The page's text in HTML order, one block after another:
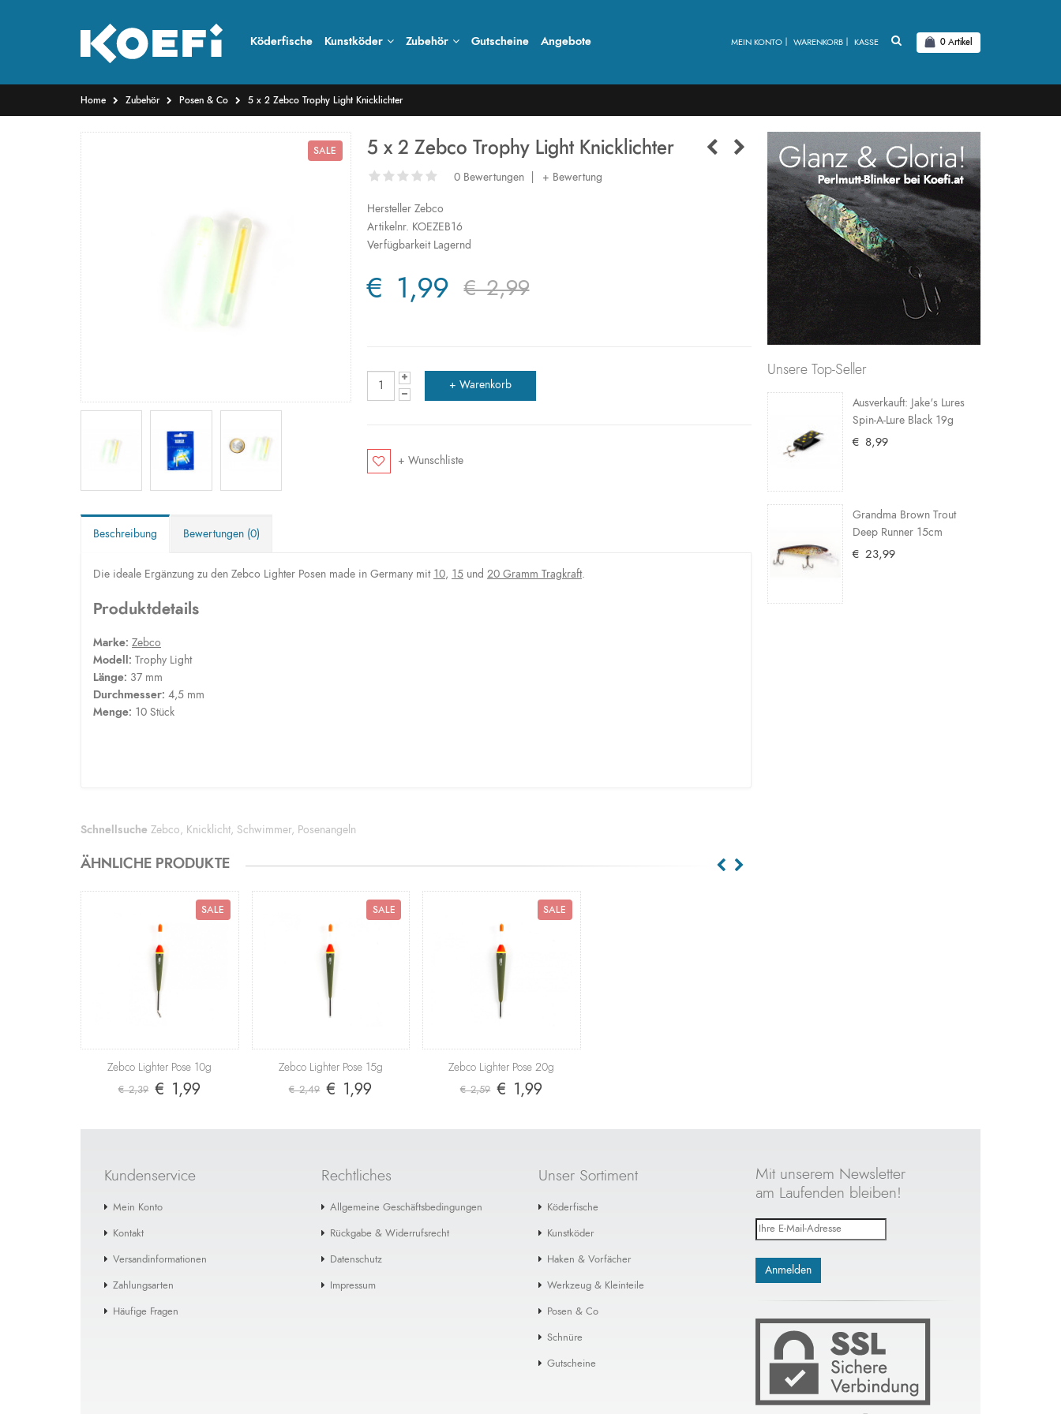
Köderfische Kunstköder Zubehör Gutscheine Angebote MEIN KONTO WARENKORB KASSE 0 Artikel
Home Zubehör Posen & Co 5 x 2 Zebco Trophy Light Knicklichter
SALE 5 x 2 Zebco Trophy Light Knicklichter
0 Bewertungen| + Bewertung
Hersteller Zebco
Artikelnr.
KOEZEB16
VerfügbarkeitLagernd
€ 1,99 € 2,99
+ Wunschliste
Beschreibung Bewertungen (0)
Die ideale Ergänzung zu den Zebco Lighter Posen made in Germany mit 10, 15 und 20 Gramm Tragkraft.
Produktdetails
Marke: Zebco
Modell: Trophy Light
Länge: 37 mm
Durchmesser: 4,5 mm
Menge: 10 Stück
Schnellsuche Zebco , Knicklicht, Schwimmer, Posenangeln
ÄHNLICHE PRODUKTE
SALE
Zebco Lighter Pose 10g
€ 2,39 € 1,99
SALE
Zebco Lighter Pose 15g
€ 2,49 € 1,99
SALE
Zebco Lighter Pose 20g
€ 2,59 € 1,99
Unsere Top-Seller
Ausverkauft: Jake's Lures
Spin-A-Lure Black 19g
€ 8,99
Grandma Brown Trout
Deep Runner 15cm
€ 23,99
Kundenservice
Mein Konto
Kontakt
Versandinformationen
Zahlungsarten
Häufige Fragen
Rechtliches
Allgemeine Geschäftsbedingungen
Rückgabe & Widerrufsrecht
Datenschutz
Impressum
Unser Sortiment
Köderfische
Kunstköder
Haken & Vorfächer
Werkzeug & Kleinteile
Posen & Co
Schnüre
Gutscheine
Mit unserem Newsletter
am Laufenden bleiben!